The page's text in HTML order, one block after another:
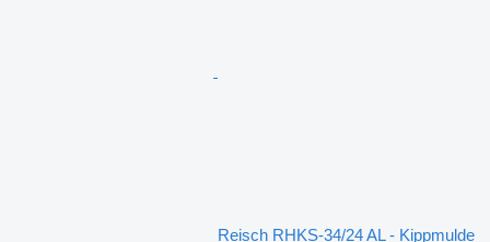
Reisch RHKS-34/24 AL - Kippmulde